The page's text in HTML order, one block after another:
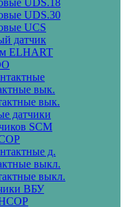
UDS.18
UDS.30
UCS
датчик
ELHART
вык.
вык.
датчики
SCM
д.
выкл.
выкл.
ВБУ